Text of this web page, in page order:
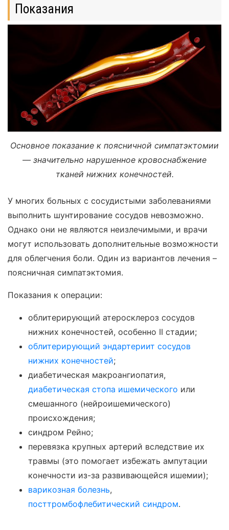
Показания
Основное показание к поясничной симпатэктомии
— значительно нарушенное кровоснабжение
тканей нижних конечностей.
У многих больных с сосудистыми заболеваниями
выполнить шунтирование сосудов невозможно.
Однако они не являются неизлечимыми, и врачи
могут использовать дополнительные возможности
для облегчения боли. Один из вариантов лечения –
поясничная симпатэктомия.
Показания к операции:
облитерирующий атеросклероз сосудов
нижних конечностей, особенно II стадии;
облитерирующий эндартериит сосудов
нижних конечностей;
диабетическая макроангиопатия,
диабетическая стопа ишемического или
смешанного (нейроишемического)
происхождения;
синдром Рейно;
перевязка крупных артерий вследствие их
травмы (это помогает избежать ампутации
конечности из-за развивающейся ишемии);
варикозная болезнь,
посттромбофлебитический синдром.